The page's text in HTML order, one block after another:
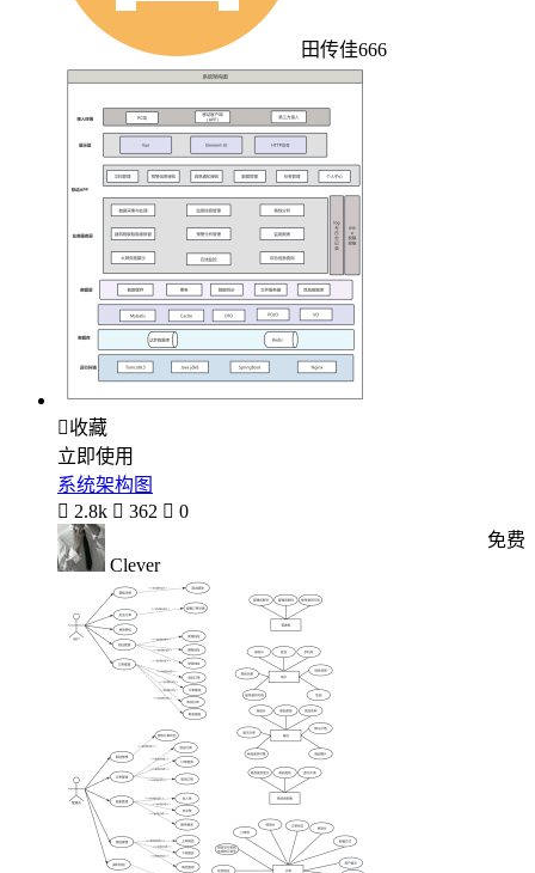
田传佳666
收藏
立即使用
系统架构图
 2.8k  362  0
Clever
免费